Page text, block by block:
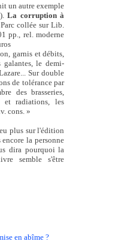
un autre exemple
La corruption à
collée sur Lib.
pp., rel. moderne
garnis et débits,
galantes, le demi-
Sur double
de tolérance par
des brasseries,
et radiations, les
cons. »
plus sur l'édition
la personne
dira pourquoi la
semble s'être
en abîme ?